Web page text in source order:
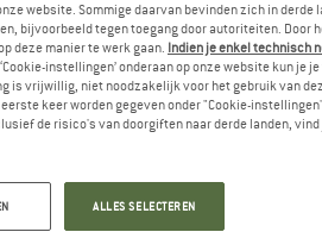
website. Sommige daarvan bevinden zich in derde
bijvoorbeeld tegen toegang door autoriteiten. Door
deze manier te werk gaan. Indien je enkel technisch
‘Cookie-instellingen’ onderaan op onze website kun je
is vrijwillig, niet noodzakelijk voor het gebruik van
keer worden gegeven onder "Cookie-
de risico's van doorgiften naar derde landen, vind
ALLES SELECTEREN